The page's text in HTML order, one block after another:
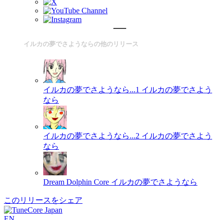
イルカの夢でさようならの他のリリース
イルカの夢でさようなら...1 イルカの夢でさよう
なら
イルカの夢でさようなら...2 イルカの夢でさよう
なら
Dream Dolphin Core イルカの夢でさようなら
このリリースをシェア